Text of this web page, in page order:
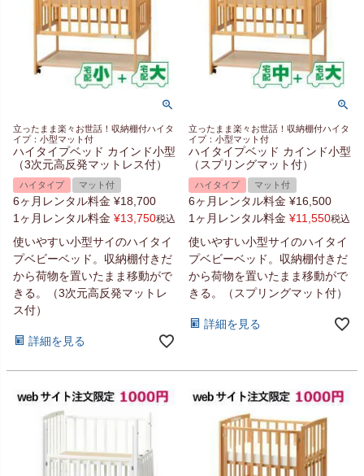
立ったまま楽々お世話！収納棚付ハイタ
イプ：小型マット付
ハイタイプベッド カインド小型
（3次元高反発マットレス付）
ハイタイプ マット付
6ヶ月レンタル料金 ¥18,700
1ヶ月レンタル料金 ¥13,750税込
使いやすい小型サイのハイタイ
プベビーベッド。収納棚付きだ
から荷物を置いたまま移動がで
きる。（3次元高反発マットレ
ス付）
詳細を見る
立ったまま楽々お世話！収納棚付ハイタ
イプ：小型マット付
ハイタイプベッド カインド小型
（スプリングマット付）
ハイタイプ マット付
6ヶ月レンタル料金 ¥16,500
1ヶ月レンタル料金 ¥11,550税込
使いやすい小型サイのハイタイ
プベビーベッド。収納棚付きだ
から荷物を置いたまま移動がで
きる。（スプリングマット付）
詳細を見る